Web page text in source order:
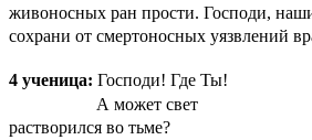
живоносных ран прости. Господи,
сохрани от смертоносных уязвлений
4 ученица: Господи! Где Ты!
А может свет
растворился во тьме?